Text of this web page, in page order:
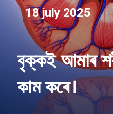
বৃক্কই আমাৰ
কাম কৰে।
18 july 2025